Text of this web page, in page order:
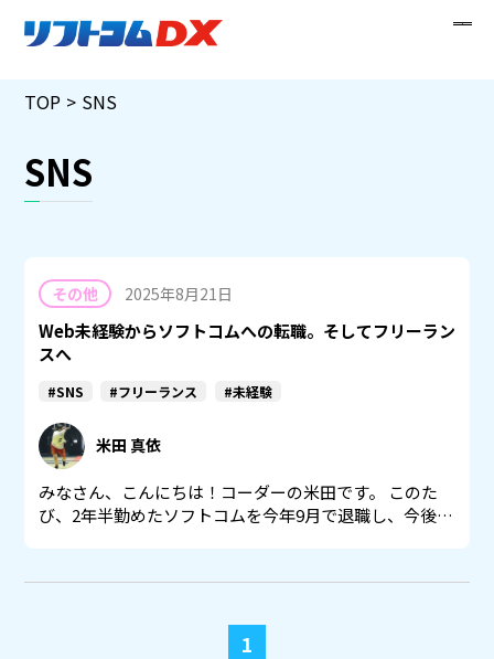
TOP SNS
SNS
その他 2025年8月21日
Web未経験からソフトコムへの転職。そしてフリーラン
スへ
#SNS #フリーランス #未経験
米田 真依
みなさん、こんにちは！コーダーの米田です。 このた
び、2年半勤めたソフトコムを今年9月で退職し、今後…
1